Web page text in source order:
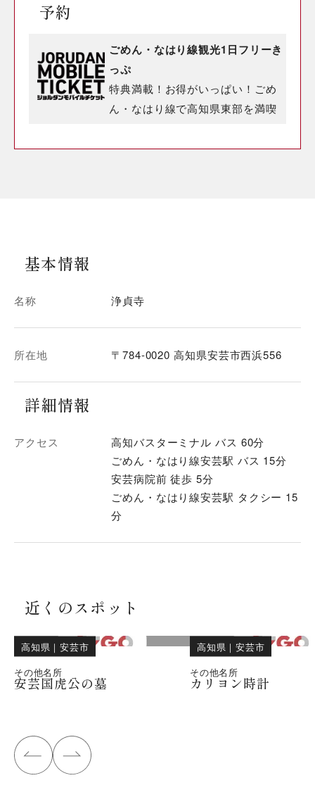
予約
ごめん・なはり線観光1日フリーき
っぷ
特典満載！お得がいっぱい！ごめ
ん・なはり線で高知県東部を満喫
基本情報
名称 浄貞寺
所在地 〒784-0020 高知県安芸市西浜556
詳細情報
アクセス
高知バスターミナル バス 60分
ごめん・なはり線安芸駅 バス 15分
安芸病院前 徒歩 5分
ごめん・なはり線安芸駅 タクシー 15
分
近くのスポット
高知県 ｜安芸市
その他名所
安芸国虎公の墓
高知県 ｜安芸市
その他名所
カリヨン時計